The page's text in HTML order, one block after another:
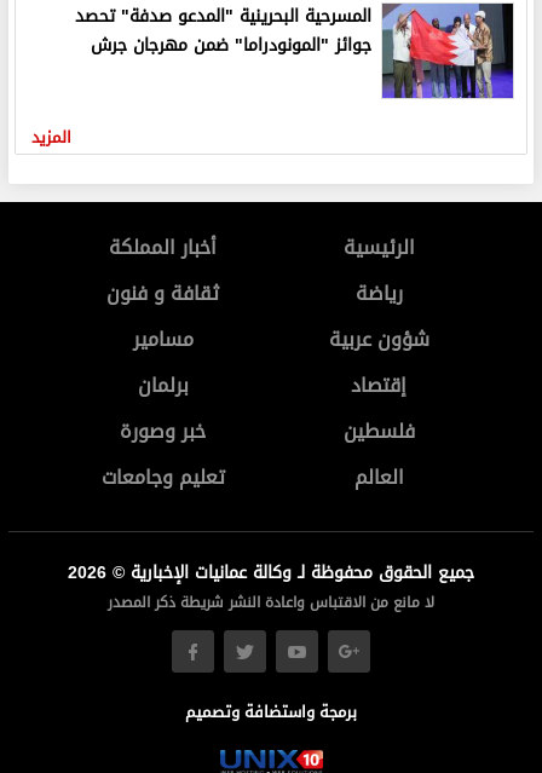
المسرحية البحرينية "المدعو صدفة" تحصد
جوائز "المونودراما" ضمن مهرجان جرش
المزيد
الرئيسية
أخبار المملكة
رياضة
ثقافة و فنون
شؤون عربية
مسامير
إقتصاد
برلمان
فلسطين
خبر وصورة
العالم
تعليم وجامعات
جميع الحقوق محفوظة لـ وكالة عمانيات الإخبارية © 2026
لا مانع من الاقتباس واعادة النشر شريطة ذكر المصدر
برمجة واستضافة وتصميم